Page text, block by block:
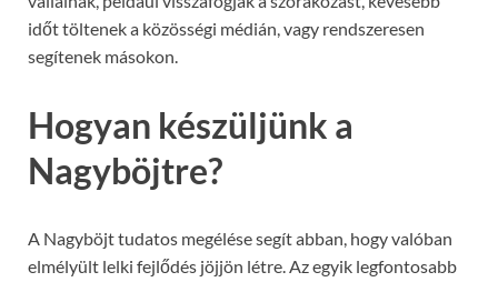
időt töltenek a közösségi médián, vagy rendszeresen
segítenek másokon.
Hogyan készüljünk a
Nagyböjtre?
A Nagyböjt tudatos megélése segít abban, hogy valóban
elmélyült lelki fejlődés jöjjön létre. Az egyik legfontosabb